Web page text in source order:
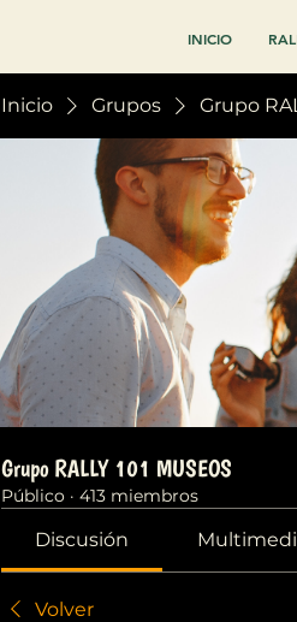
INICIO
Inicio Grupos Grupo
Grupo RALLY 101 MUSEOS
Público · 413 miembros
Discusión
Volver